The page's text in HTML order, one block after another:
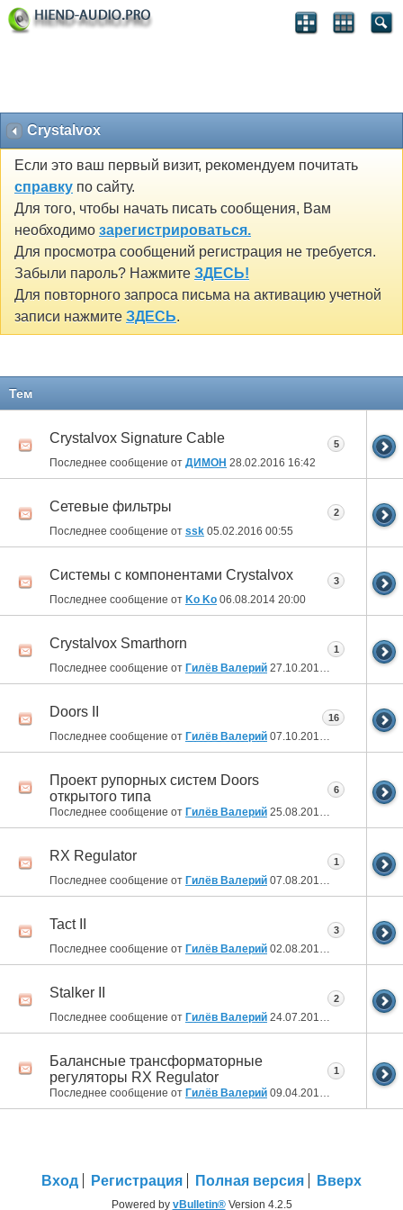
Crystalvox
Если это ваш первый визит, рекомендуем почитать
справку по сайту.
Для того, чтобы начать писать сообщения, Вам
необходимо зарегистрироваться.
Для просмотра сообщений регистрация не требуется.
Забыли пароль? Нажмите ЗДЕСЬ!
Для повторного запроса письма на активацию учетной
записи нажмите ЗДЕСЬ.
Тем
Crystalvox Signature Cable
Последнее сообщение от ДИМОН 28.02.2016 16:42
5
Сетевые фильтры
Последнее сообщение от ssk 05.02.2016 00:55
2
Системы с компонентами Crystalvox
Последнее сообщение от Ko Ko 06.08.2014 20:00
3
Crystalvox Smarthorn
Последнее сообщение от Гилёв Валерий 27.10.2013
1
Doors II
Последнее сообщение от Гилёв Валерий 07.10.2013
16
Проект рупорных систем Doors
открытого типа
Последнее сообщение от Гилёв Валерий 25.08.2013 13:32
6
RX Regulator
Последнее сообщение от Гилёв Валерий 07.08.2013 22:17
1
Tact II
Последнее сообщение от Гилёв Валерий 02.08.2013 20:05
3
Stalker II
Последнее сообщение от Гилёв Валерий 24.07.2013 23:36
2
Балансные трансформаторные
регуляторы RX Regulator
Последнее сообщение от Гилёв Валерий 09.04.2013 18:18
1
Вход Регистрация Полная версия Вверх
Powered by vBulletin®Version 4.2.5